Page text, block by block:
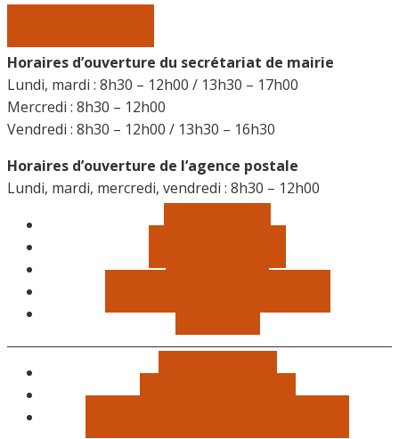
Horaires d’ouverture du secrétariat de mairie
Lundi, mardi : 8h30 – 12h00 / 13h30 – 17h00
Mercredi : 8h30 – 12h00
Vendredi : 8h30 – 12h00 / 13h30 – 16h30
Horaires d’ouverture de l’agence postale
Lundi, mardi, mercredi, vendredi : 8h30 – 12h00